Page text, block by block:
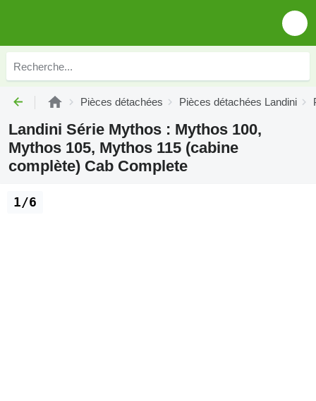
Pièces détachées Pièces détachées Landini
Landini Série Mythos : Mythos 100,
Mythos 105, Mythos 115 (cabine
complète) Cab Complete
1/6